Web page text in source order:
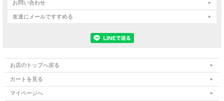
お問い合わせ
友達にメールですすめる
お店のトップへ戻る
カートを見る
マイページへ